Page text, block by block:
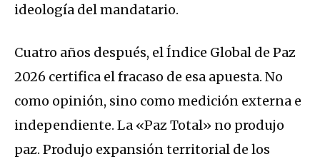
ideología del mandatario.
Cuatro años después, el Índice Global de Paz
2026 certifica el fracaso de esa apuesta. No
como opinión, sino como medición externa e
independiente. La «Paz Total» no produjo
paz. Produjo expansión territorial de los